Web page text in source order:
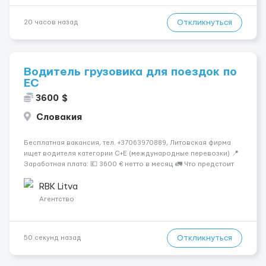
20 часов назад Откликнуться
Водитель грузовика для поездок по
ЕС
3600 $
Словакия
Бесплатная вакансия, тел. +37063970889, Литовская фирма
ищет водителя категории C+E (международные перевозки) 📍
Заработная плата: 💶 3600 € нетто в месяц 🚛 Что предстоит
рефрижераторах. В среднем 400–500 км в день. Погрузки и
разгрузки...
RBK Litva
Агентство
50 секунд назад Откликнуться